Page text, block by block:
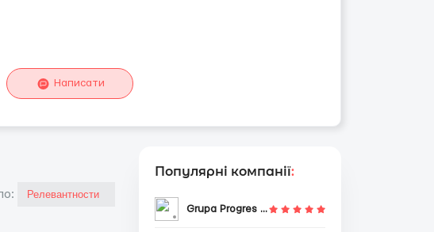
Написати
Популярні компанії:
Grupa Progres Sp. z o.o.